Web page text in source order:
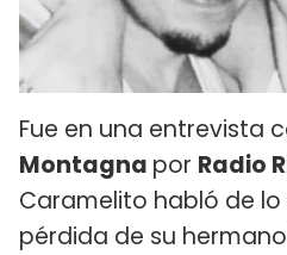
Fue en una entrevista
Montagna por Radio
Caramelito habló de
pérdida de su